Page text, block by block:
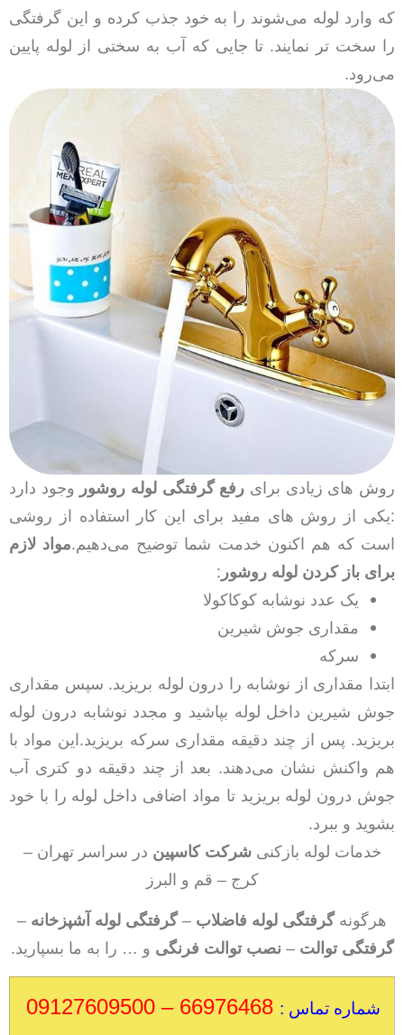
که وارد لوله می‌شوند را به خود جذب کرده و این گرفتگی
را سخت تر نمایند. تا جایی که آب به سختی از لوله پایین
می‌رود.
روش های زیادی برای رفع گرفتگی لوله روشور وجود دارد
:یکی از روش های مفید برای این کار استفاده از روشی
است که هم اکنون خدمت شما توضیح می‌دهیم.مواد لازم
برای باز کردن لوله روشور :
یک عدد نوشابه کوکاکولا
مقداری جوش شیرین
سرکه
ابتدا مقداری از نوشابه را درون لوله بریزید. سپس مقداری
جوش شیرین داخل لوله بپاشید و مجدد نوشابه درون لوله
بریزید. پس از چند دقیقه مقداری سرکه بریزید.این مواد با
هم واکنش نشان می‌دهند. بعد از چند دقیقه دو کتری آب
جوش درون لوله بریزید تا مواد اضافی داخل لوله را با خود
بشوید و ببرد.
خدمات لوله بازکنیشرکت کاسپین در سراسر تهران –
کرج – قم و البرز
هرگونهگرفتگی لوله فاضلاب –گرفتگی لوله آشپزخانه –
گرفتگی توالت –نصب توالت فرنگی و … را به ما بسپارید.
شماره تماس : 66976468 – 09127609500